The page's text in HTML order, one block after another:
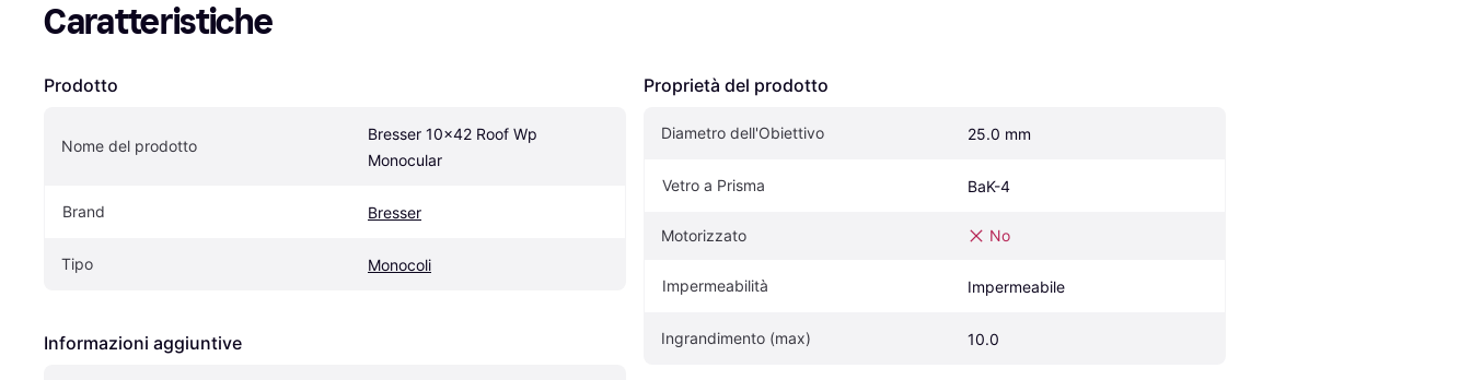
Caratteristiche
Prodotto
Nome del prodotto
Bresser 10x42 Roof Wp
Monocular
Brand Bresser
Tipo Monocoli
Informazioni aggiuntive
Proprietà del prodotto
Diametro dell'Obiettivo 25.0 mm
Vetro a Prisma BaK-4
Motorizzato No
Impermeabilità Impermeabile
Ingrandimento (max) 10.0